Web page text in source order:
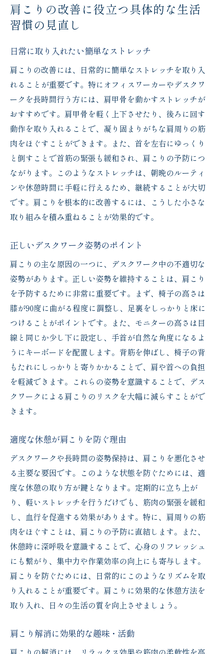
肩こりの改善に役立つ具体的な生活
習慣の見直し
日常に取り入れたい簡単なストレッチ
肩こりの改善には、日常的に簡単なストレッチを取り入
れることが重要です。特にオフィスワーカーやデスクワ
ークを長時間行う方には、肩甲骨を動かすストレッチが
おすすめです。肩甲骨を軽く上下させたり、後ろに回す
動作を取り入れることで、凝り固まりがちな肩周りの筋
肉をほぐすことができます。また、首を左右にゆっくり
と倒すことで首筋の緊張も緩和され、肩こりの予防につ
ながります。このようなストレッチは、朝晩のルーティ
ンや休憩時間に手軽に行えるため、継続することが大切
です。肩こりを根本的に改善するには、こうした小さな
取り組みを積み重ねることが効果的です。
正しいデスクワーク姿勢のポイント
肩こりの主な原因の一つに、デスクワーク中の不適切な
姿勢があります。正しい姿勢を維持することは、肩こり
を予防するために非常に重要です。まず、椅子の高さは
膝が90度に曲がる程度に調整し、足裏をしっかりと床に
つけることがポイントです。また、モニターの高さは目
線と同じか少し下に設定し、手首が自然な角度になるよ
うにキーボードを配置します。背筋を伸ばし、椅子の背
もたれにしっかりと寄りかかることで、肩や首への負担
を軽減できます。これらの姿勢を意識することで、デス
クワークによる肩こりのリスクを大幅に減らすことがで
きます。
適度な休憩が肩こりを防ぐ理由
デスクワークや長時間の姿勢保持は、肩こりを悪化させ
る主要な要因です。このような状態を防ぐためには、適
度な休憩の取り方が鍵となります。定期的に立ち上が
り、軽いストレッチを行うだけでも、筋肉の緊張を緩和
し、血行を促進する効果があります。特に、肩周りの筋
肉をほぐすことは、肩こりの予防に直結します。また、
休憩時に深呼吸を意識することで、心身のリフレッシュ
にも繋がり、集中力や作業効率の向上にも寄与します。
肩こりを防ぐためには、日常的にこのようなリズムを取
り入れることが重要です。肩こりに効果的な休憩方法を
取り入れ、日々の生活の質を向上させましょう。
肩こり解消に効果的な趣味・活動